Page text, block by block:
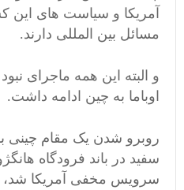
آمریکا و سیاست های این
مسائل بین المللی دارند.
و البته این همه ماجرای
اوباما به چین ادامه داشت.
روبرو شدن یک مقام چینی
سفید در باند فرودگاه
سرویس مخفی آمریکا شد،